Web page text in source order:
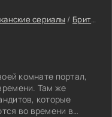
сериалы / Британские сериалы
комнате портал,
Там же
которые
во времени в